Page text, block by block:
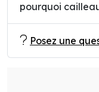
pourquoi
Posez une